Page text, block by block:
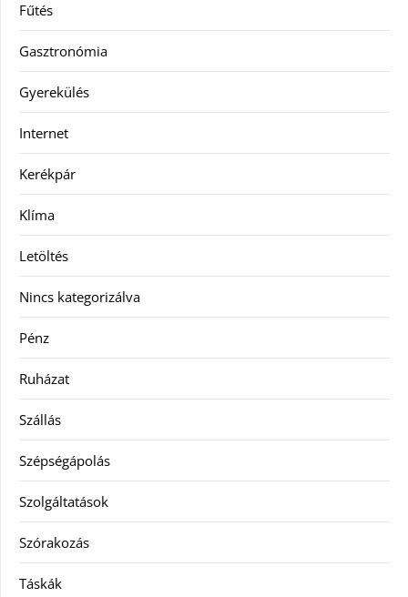
Fűtés
Gasztronómia
Gyerekülés
Internet
Kerékpár
Klíma
Letöltés
Nincs kategorizálva
Pénz
Ruházat
Szállás
Szépségápolás
Szolgáltatások
Szórakozás
Táskák